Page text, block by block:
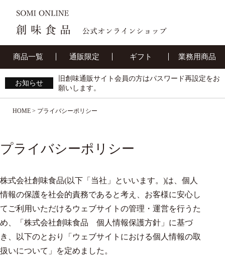
商品一覧 通販限定 ギフト 業務用商品
お知らせ
旧創味通販サイト会員の方はパスワード再設定をお
願いします。
HOME プライバシーポリシー
プライバシーポリシー
株式会社創味食品(以下「当社」といいます。)は、個人
情報の保護を社会的責務であると考え、お客様に安心し
てご利用いただけるウェブサイトの管理・運営を行うた
め、「株式会社創味食品 個人情報保護方針」に基づ
き、以下のとおり「ウェブサイトにおける個人情報の取
扱いについて」を定めました。